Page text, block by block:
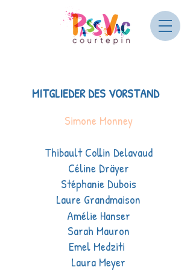
MITGLIEDER DES VORSTAND
Simone Monney
Thibault Collin Delavaud
Céline Dräyer
Stéphanie Dubois
Laure Grandmaison
Amélie Hanser
Sarah Mauron
Emel Medziti
Laura Meyer